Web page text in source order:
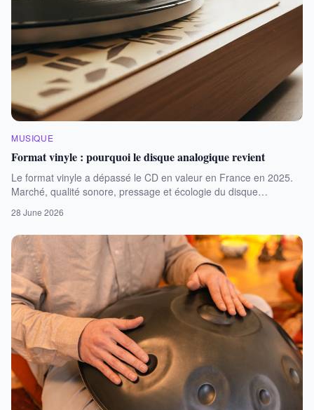
MUSIQUE
Format vinyle : pourquoi le disque analogique revient
Le format vinyle a dépassé le CD en valeur en France en 2025.
Marché, qualité sonore, pressage et écologie du disque
28 June 2026